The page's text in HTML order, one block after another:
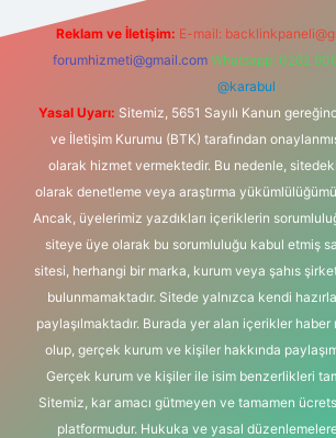
Reklam ve İletişim: E-mail:
forumhizmeti@gmail.com Whatsapp: 0262
@karabul
Yasal Uyarı: Sitemiz, 5651 Sayılı Kanun
ve İletişim Kurumu (BTK) tarafından
olarak hizmet vermektedir. Bu nedenle,
olarak denetleme veya araştırma
Ancak, üyelerimiz yazdıkları içeriklerin
siteye üye olarak bu sorumluluğu kabul etmiş
sitesi, herhangi bir marka, kurum veya şahıs
bulunmamaktadır. Sitede yalnızca kendi
paylaşılmaktadır. Burada yer alan içerikler haber
olup, gerçek kurum ve kişiler hakkında
Gerçek kurum ve kişiler ile isim benzerlikleri
Sitemiz, kar amacı gütmeyen ve tamamen
platformudur. Hukuka ve yasal